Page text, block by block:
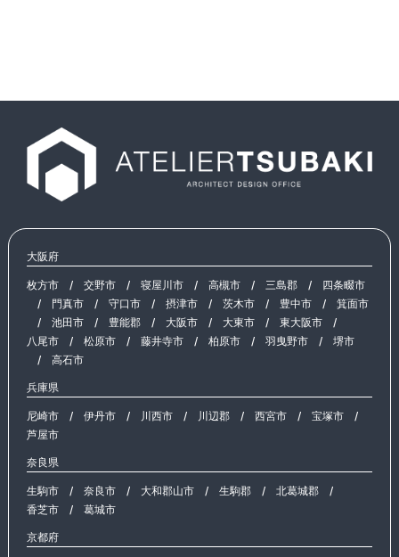
大阪府
枚方市/ 交野市/ 寝屋川市/ 高槻市/ 三島郡/ 四条畷市
/ 門真市/ 守口市/ 摂津市/ 茨木市/ 豊中市/ 箕面市
/ 池田市/ 豊能郡/ 大阪市/ 大東市/ 東大阪市/
八尾市/ 松原市/ 藤井寺市/ 柏原市/ 羽曳野市/ 堺市
/ 高石市
兵庫県
尼崎市/ 伊丹市/ 川西市/ 川辺郡/ 西宮市/ 宝塚市/
芦屋市
奈良県
生駒市/ 奈良市/ 大和郡山市/ 生駒郡/ 北葛城郡/
香芝市/ 葛城市
京都府